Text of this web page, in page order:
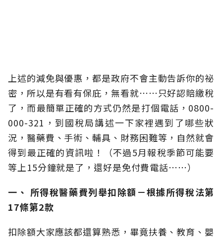
上述的減免與優惠，都是政府不會主動告訴你的祕
密，所以是有看有保庇，無看就⋯⋯只好認賠繳稅
了，而最簡單正確的方式仍然是打個電話，0800-
000-321，到國稅局講述一下家裡遇到了哪些狀
況，醫藥費、手術、輔具、財務困難等，自然就會
得到最正確的資訊啦！（不過5月報稅季節可能要
等上15分鐘就是了，還好是免付費電話⋯⋯）
一、 所得稅醫藥費列舉扣除額－根據所得稅法第
17條第2款
扣除額大家應該都還算熟悉，畢竟扶養、教育、嬰